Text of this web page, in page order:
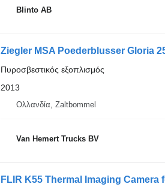
Blinto AB
Ziegler MSA Poederblusser Gloria
Πυροσβεστικός εξοπλισμός
2013
Ολλανδία, Zaltbommel
Van Hemert Trucks BV
FLIR K55 Thermal Imaging